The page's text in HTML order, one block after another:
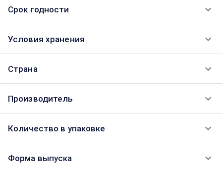
Срок годности
Условия хранения
Страна
Производитель
Количество в упаковке
Форма выпуска